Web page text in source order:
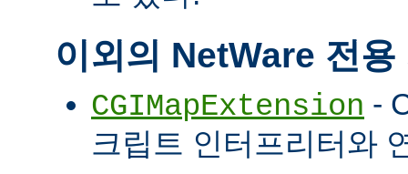
이외의 NetWare 전
CGIMapExtension -
크립트 인터프리터와